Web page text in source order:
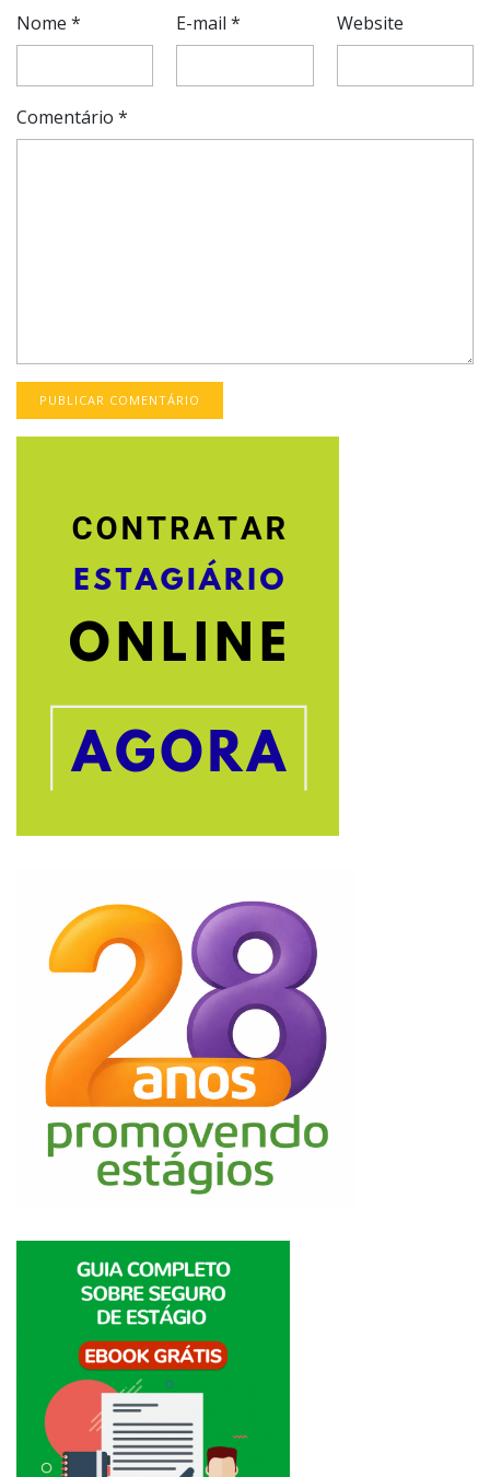
Nome * E-mail* Website
Comentário *